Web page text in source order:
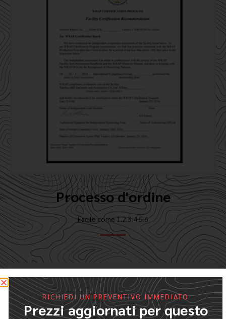
Processo d'ordine
Facile come 1.2.3.4.5.6
RICHIEDI UN PREVENTIVO IMMEDIATO
Prezzi aggiornati per questo